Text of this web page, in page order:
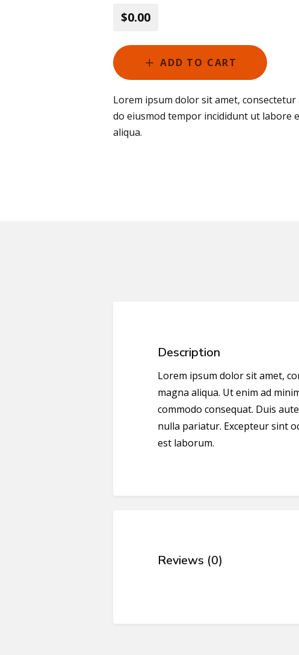
$0.00
ADD TO CART
Lorem ipsum dolor sit amet, consectetur
do eiusmod tempor incididunt ut labore
aliqua.
Description
Lorem ipsum dolor sit amet,
magna aliqua. Ut enim ad
commodo consequat. Duis
nulla pariatur. Excepteur sint
est laborum.
Reviews (0)